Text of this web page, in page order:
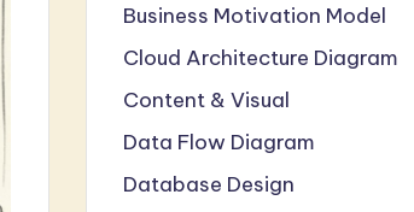
Business Motivation Model
Cloud Architecture Diagram
Content & Visual
Data Flow Diagram
Database Design